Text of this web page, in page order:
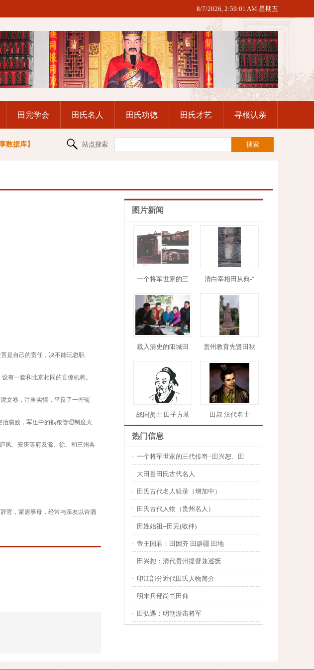
8/7/2026, 2:59:02 AM 星期五
5
田完学会 田氏名人 田氏功德 田氏才艺 寻根认亲
数据库】 站点搜索
是自己的责任，决不能玩忽职
有一套和北京相同的官僚机构。
文卷，注重实情，平反了一些冤
腐败，军伍中的钱粮管理制度大
凤、安庆等府及滁、徐、和三州各
官，家居事母，经常与亲友以诗酒
图片新闻
一个将军世家的三 清白宰相田从典-“
载入清史的阳城田 贵州教育先贤田秋
战国贤士 田子方墓 田叔 汉代名士
热门信息
· 一个将军世家的三代传奇--田兴恕、田
· 大田县田氏古代名人
· 田氏古代名人辑录（增加中）
· 田氏古代人物（贵州名人）
· 田姓始祖--田完(敬仲)
· 帝王国君：田因齐 田辟疆 田地
· 田兴恕：清代贵州提督兼巡抚
· 印江部分近代田氏人物简介
· 明末兵部尚书田仰
· 田弘遇：明朝游击将军